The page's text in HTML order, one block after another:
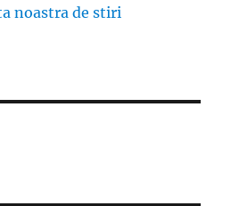
noastra de stiri